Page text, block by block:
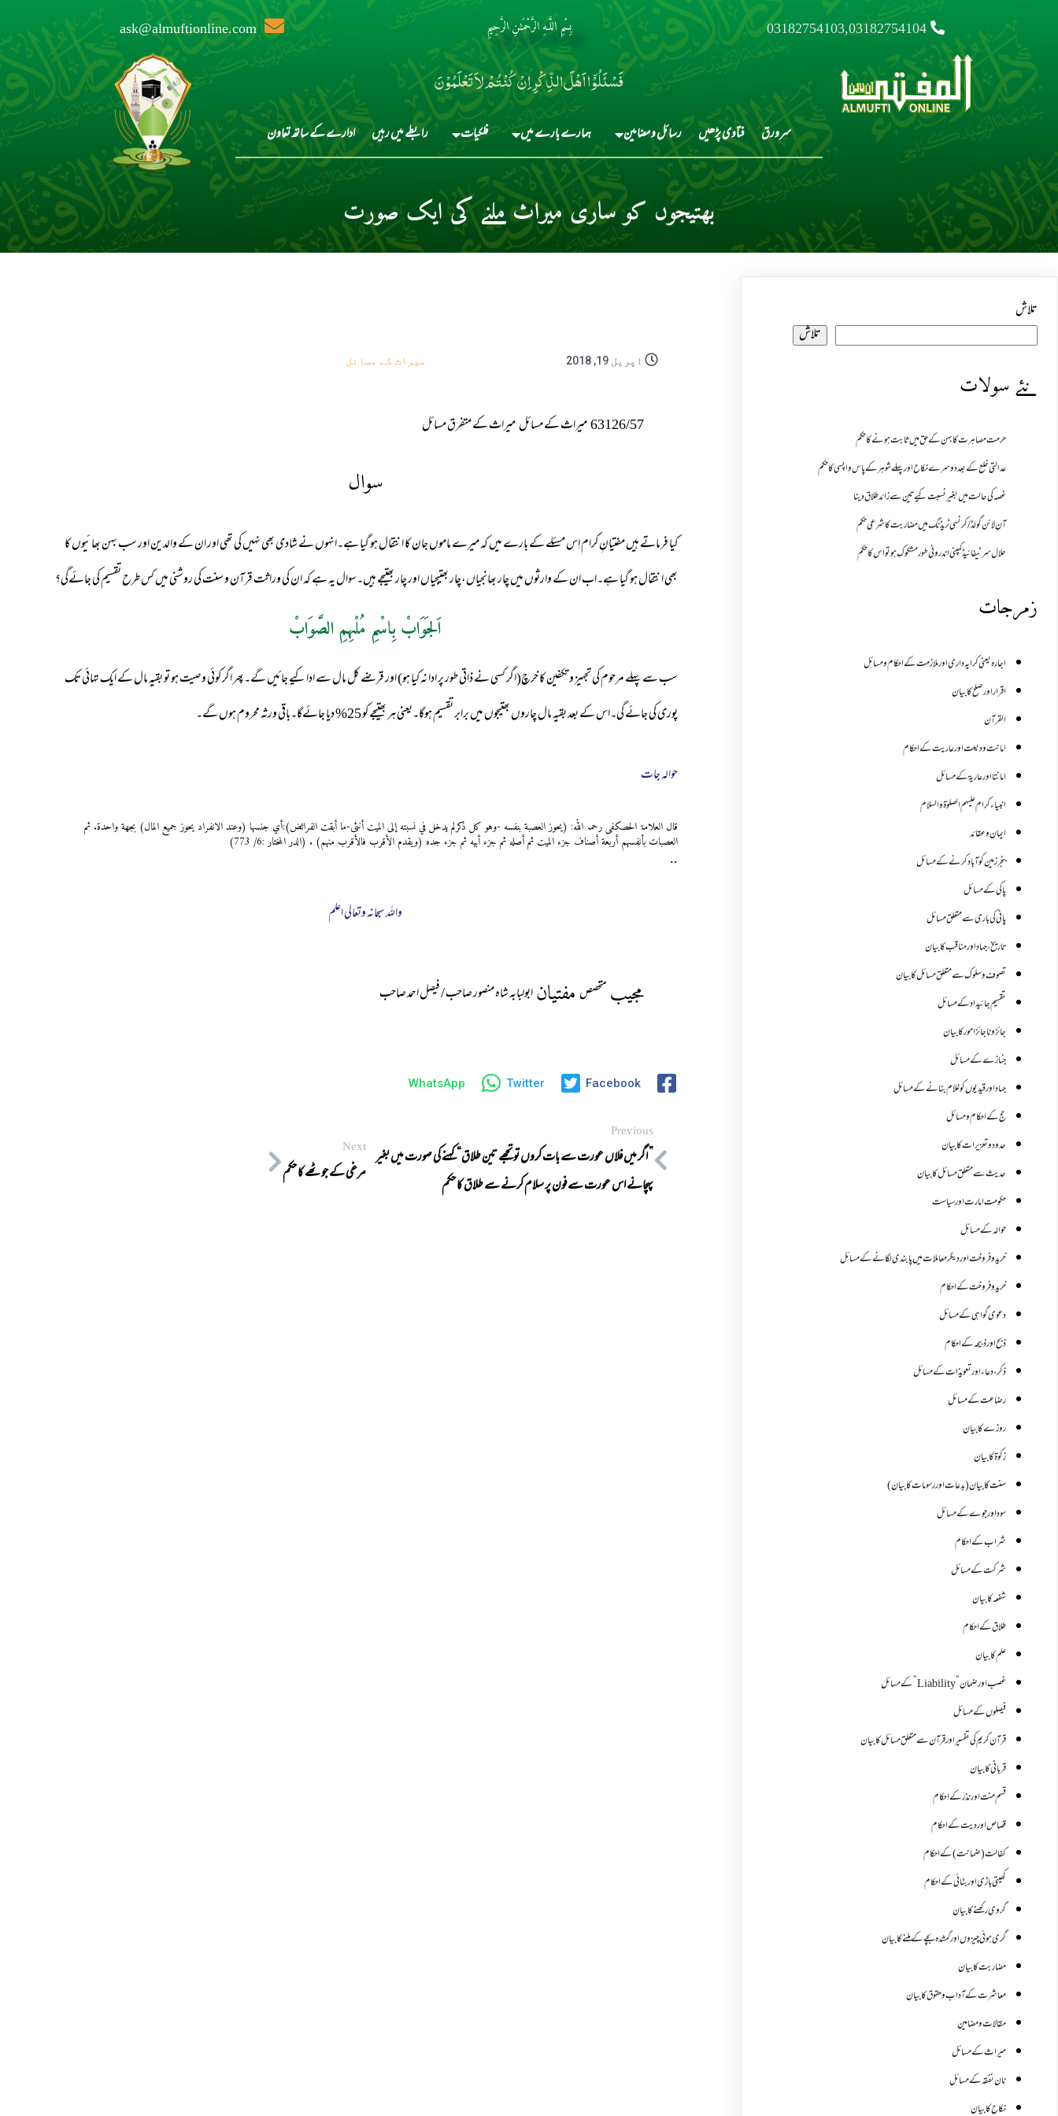
03182754103,03182754104 بِسْمِ اللَّـهِ الرَّحْمَـٰنِ الرَّحِيمِ ask@almuftionline.com
فَسْئَلُوْٓا اَہْلَ الذِّکْرِ اِنْ کُنْتُمْ لاَ تَعْلَمُوْنَ
سرورق فتاوی پڑھیں رسائل و مضامین ہمارے بارے میں فلکیات رابطے میں رہیں ادارے کے ساتھ تعاون
بھتیجوں کو ساری میراث ملنے کی ایک صورت
اپریل 19, 2018 میراث کے مسائل
63126/57میراث کے مسائلمیراث کے متفرق مسائل
سوال
کیا فرماتے ہیں مفتیانِ کرام اِس مسئلے کے بارے میں کہ میرے ماموں جان کا انتقال ہو گیا ہے۔انہوں نے شادی بھی نہیں کی تھی اور ان کے والدین اور سب بہن بھائیوں کا
بھی انتقال ہو گیا ہے۔اب ان کے وارثوں میں چار بھانجیاں،چار بھتیجیاں اور چار بھتیجے ہیں۔سوال یہ ہے کہ ان کی وراثت قرآن و سنت کی روشنی میں کس طرح تقسیم کی جائےگی؟
اَلجَوَابْ بِاسْمِ مُلْہِمِ الصَّوَابْ
سب سے پہلے مرحوم کی تجہیز و تکفین کا خرچ(اگر کسی نے ذاتی طور پر ادا نہ کیا ہو) اور قرضے کل مال سے ادا کیے جائیں گے۔پھر اگر کوئی وصیت ہو تو بقیہ مال کے ایک تہائی تک
پوری کی جائے گی۔اس کے بعد بقیہ مال چاروں بھتیجوں میں برابر تقسیم ہوگا۔یعنی ہر بھتیجے کو 25% دیا جائےگا۔باقی ورثہ محروم ہوں گے۔
حوالہ جات
قال العلامۃ الحصکفی رحمہ اللہ: (يحوز العصبة بنفسه -وهو كل ذكرلم يدخل في نسبته إلى الميت أنثى-ما أبقت الفرائض):أي جنسها (وعند الانفراد يحوز جميع المال) بجهة واحدة. ثم
العصبات بأنفسهم أربعة أصناف جزء الميت ثم أصله ثم جزء أبيه ثم جزء جده (ويقدم الأقرب فالأقرب منهم) . (الدر المختار :6/ 773)
..
واللہ سبحانہ وتعالی اعلم
مجیب متخصص مفتیانابولبابہ شاہ منصور صاحب / فیصل احمد صاحب
Facebook
Twitter
WhatsApp
Previous
” اگر میں فلاں عورت سے بات کروں تو تجھے تین طلاق“کہنے کی صورت میں بغیر
پہچانے اس عورت سےفون پر سلام کرنے سے طلاق کا حکم
Next
مرغی کے جوٹھے کا حکم
تلاش
تلاش
نئے سولات
حرمت مصاہرت کا بہن کے حق میں ثابت ہونے کا حکم
عدالتی خلع کے بعد دوسرے نکاح اور پہلے شوہر کے پاس واپسی کا حکم
غصہ کی حالت میں بغیر نسبت کیے تین سے زائد طلاق دینا
آن لائن گولڈ /کرنسی ٹریڈنگ میں مضاربت کا شرعی حکم
حلال سرٹیفائیڈ کمپنی اندرونی طور مشکوک ہو تو اس کا حکم
زمرجات
اجارہ یعنی کرایہ داری اور ملازمت کے احکام و مسائل
اقرار اور صلح کا بیان
القرآن
امانت ودیعت اورعاریت کے احکام
امانتا اور عاریة کے مسائل
انبیاء کرام علیہم الصلوۃ والسلام
ایمان وعقائد
بنجر زمین کو آباد کرنے کے مسائل
پاکی کے مسائل
پانی کی باری سے متعلق مسائل
تاریخ،جہاد اور مناقب کا بیان
تصوف و سلوک سے متعلق مسائل کا بیان
تقسیم جائیداد کے مسائل
جائز و ناجائزامور کا بیان
جنازے کےمسائل
جہاد اور قیدیوں کو غلام بنانے کے مسائل
حج کے احکام ومسائل
حدود و تعزیرات کا بیان
حدیث سے متعلق مسائل کا بیان
حکومت امارت اور سیاست
حوالہ کے مسائل
خرید و فروخت اور دیگر معاملات میں پابندی لگانے کے مسائل
خرید و فروخت کے احکام
دعوی گواہی کے مسائل
ذبح اور ذبیحہ کے احکام
ذکر،دعاء اور تعویذات کے مسائل
رضاعت کے مسائل
روزے کا بیان
زکوة کابیان
سنت کا بیان (بدعات اور رسومات کا بیان)
سود اور جوے کے مسائل
شراب کے احکام
شرکت کے مسائل
شفعہ کا بیان
طلاق کے احکام
علم کا بیان
غصب اورضمان”Liability” کے مسائل
فیصلوں کے مسائل
قرآن کریم کی تفسیر اور قرآن سے متعلق مسائل کا بیان
قربانی کا بیان
قسم منت اور نذر کے احکام
قصاص اور دیت کے احکام
کفالت (ضمانت) کے احکام
کھیتی باڑی اور بٹائی کے احکام
گروی رکھنے کا بیان
گری ہوئی چیزوں اورگمشدہ بچے کے ملنے کا بیان
مضاربت کا بیان
معاشرت کے آداب و حقوق کا بیان
مقالات ومضامین
میراث کے مسائل
نان نفقہ کے مسائل
نکاح کا بیان